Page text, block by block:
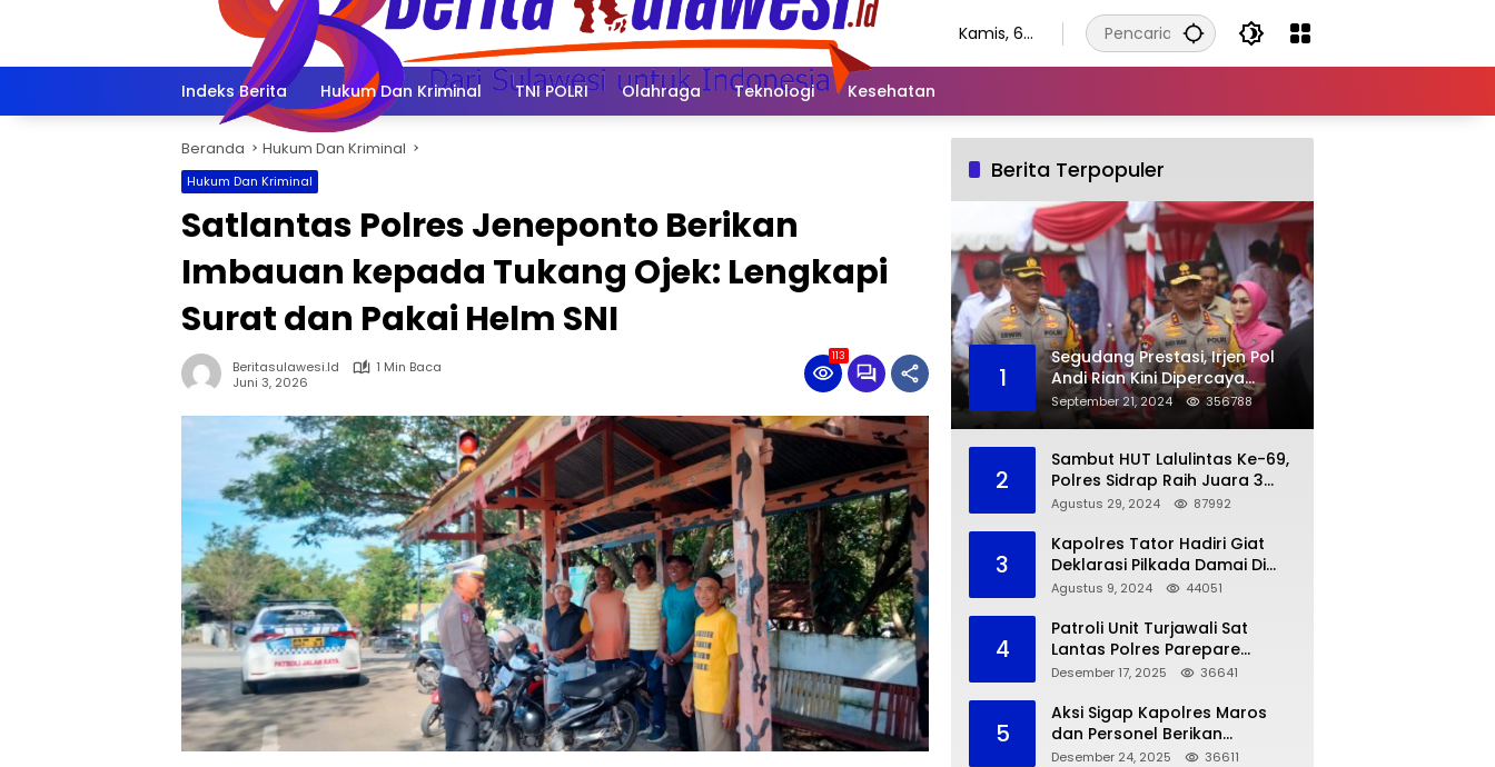
Kamis, 6
Indeks Berita Hukum Dan Kriminal TNI POLRI Olahraga Teknologi Kesehatan
Beranda Hukum Dan Kriminal
Hukum Dan Kriminal
Satlantas Polres Jeneponto Berikan
Imbauan kepada Tukang Ojek: Lengkapi
Surat dan Pakai Helm SNI
Beritasulawesi.id
1 Min Baca
Juni 3, 2026
113
Berita Terpopuler
1
Segudang Prestasi, Irjen Pol
Andi Rian Kini Dipercaya
Jabat Kapolda Ketiga Kalinya
September 21, 2024 356788
2
Sambut HUT Lalulintas Ke-69,
Polres Sidrap Raih Juara 3
dalam Kompetisi Pocil Zona 5
Agustus 29, 2024 87992
3
Kapolres Tator Hadiri Giat
Deklarasi Pilkada Damai Di
Makassar
Agustus 9, 2024 44051
4
Patroli Unit Turjawali Sat
Lantas Polres Parepare
Lakukan Pemantauan Area
Desember 17, 2025 36641
5
Aksi Sigap Kapolres Maros
dan Personel Berikan
Pertolongan Korban
Desember 24, 2025 36611